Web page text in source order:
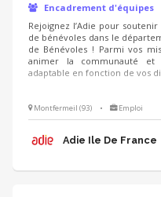
Encadrement d'équipes
Rejoignez l’Adie pour
de bénévoles dans le
de Bénévoles ! Parmi vos
animer la communauté et
adaptable en fonction de vos
Montfermeil (93) • Emploi
Adie Ile De France